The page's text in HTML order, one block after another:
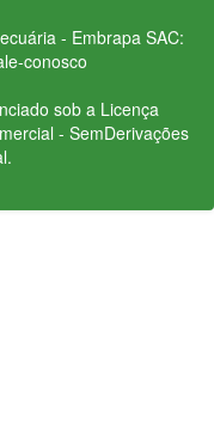
- Embrapa SAC:
conosco
sob a Licença
- SemDerivações